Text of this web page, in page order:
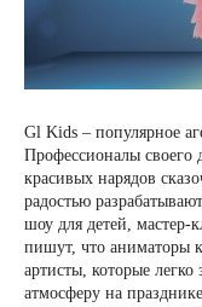
Gl Kids – популярное
Профессионалы своего
красивых нарядов
радостью
шоу для детей, мастер-
пишут, что аниматоры
артисты, которые
атмосферу на